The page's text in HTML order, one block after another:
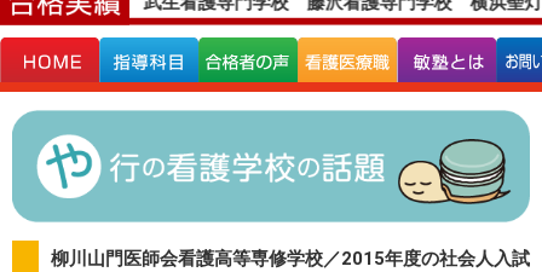
柳川山門医師会看護高等専修学校／2015年度の社会人入試